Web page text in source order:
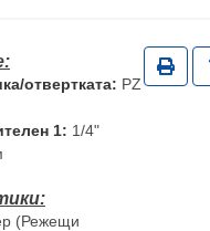
отвертката: PZ
1: 1/4"
(Режещи